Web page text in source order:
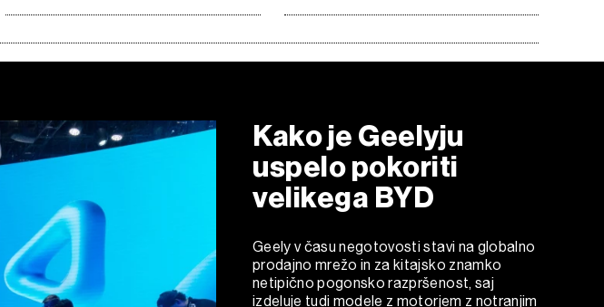
Kako je Geelyju
uspelo pokoriti
velikega BYD
Geely v času negotovosti stavi na globalno
prodajno mrežo in za kitajsko znamko
netipično pogonsko razpršenost, saj
izdeluje tudi modele z motorjem z notranjim